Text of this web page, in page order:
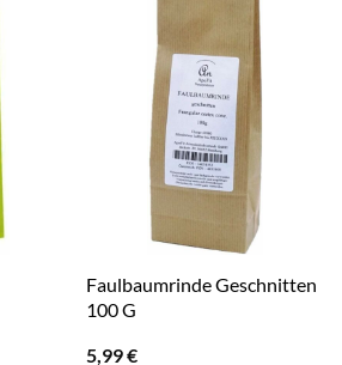
Faulbaumrinde Geschnitten
100 G
5,99€